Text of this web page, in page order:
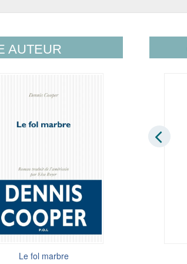
AUTEUR
Le fol marbre
Notre-Dame-des-Anges